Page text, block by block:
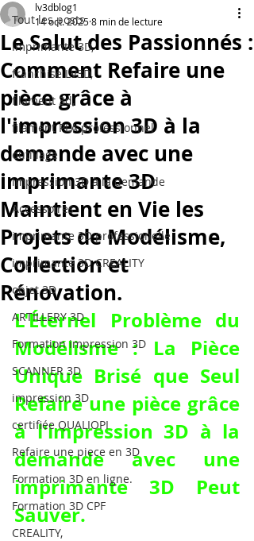
Tout les posts
imprimante 3D,
franchise LV3D,
filament 3d,
filament PLA professionnel
outillage
impression 3D à la demande
Accessoires
imprimante 3D professionelle
imprimante 3D CREALITY
objet 3D
ARTILLERY 3D
Formation impression 3D
SCANNER 3D
impression 3D
certifiée QUALIOPI
Refaire une piece en 3D
Formation 3D en ligne.
Formation 3D CPF
CREALITY,
Le Salut des Passionnés :
Comment Refaire une
pièce grâce à
l'impression 3D à la
demande avec une
imprimante 3D
Maintient en Vie les
Projets de Modélisme,
Collection et
Rénovation.
lv3dblog1
14 oct. 20258 min de lecture
L'Éternel Problème du
Modélisme : La Pièce
Refaire une pièce grâce
à l'impression 3D à la
demande avec une
imprimante 3D Peut
Sauver.